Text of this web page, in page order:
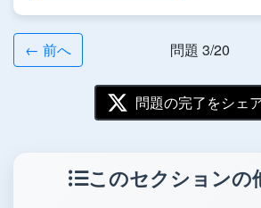
← 前へ 問題 3/20
問題の完了をシェ
このセクションの